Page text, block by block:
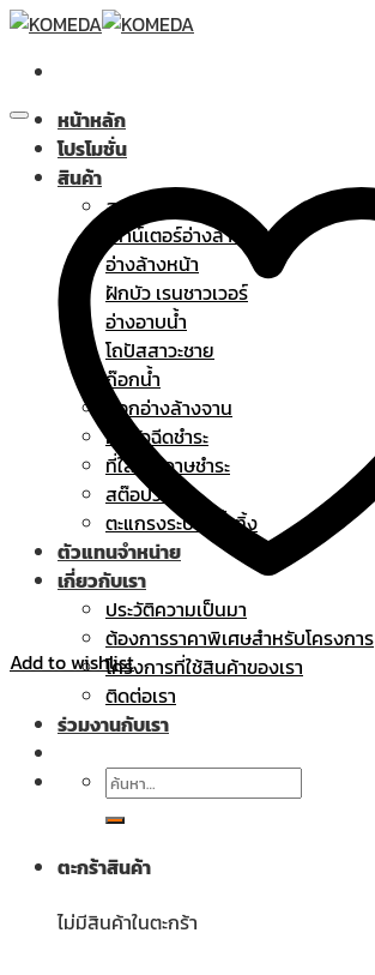
Skip
content
หน้าหลัก
โปรโมชั่น
สินค้า
สุขภัณฑ์
เคาน์เตอร์อ่างล้างหน้า
อ่างล้างหน้า
ฝักบัว เรนชาวเวอร์
อ่างอาบน้ำ
โถปัสสาวะชาย
ก๊อกน้ำ
ก๊อกอ่างล้างจาน
ฝักบัวฉีดชำระ
ที่ใส่กระดาษชำระ
สต๊อปวาล์ว
ตะแกรงระบายน้ำทิ้ง
ตัวแทนจำหน่าย
เกี่ยวกับเรา
ประวัติความเป็นมา
ต้องการราคาพิเศษสำหรับโครงการ
โครงการที่ใช้สินค้าของเรา
ติดต่อเรา
ร่วมงานกับเรา
ค้นหา:
ตะกร้าสินค้า
ไม่มีสินค้าในตะกร้า
Add to wishlist